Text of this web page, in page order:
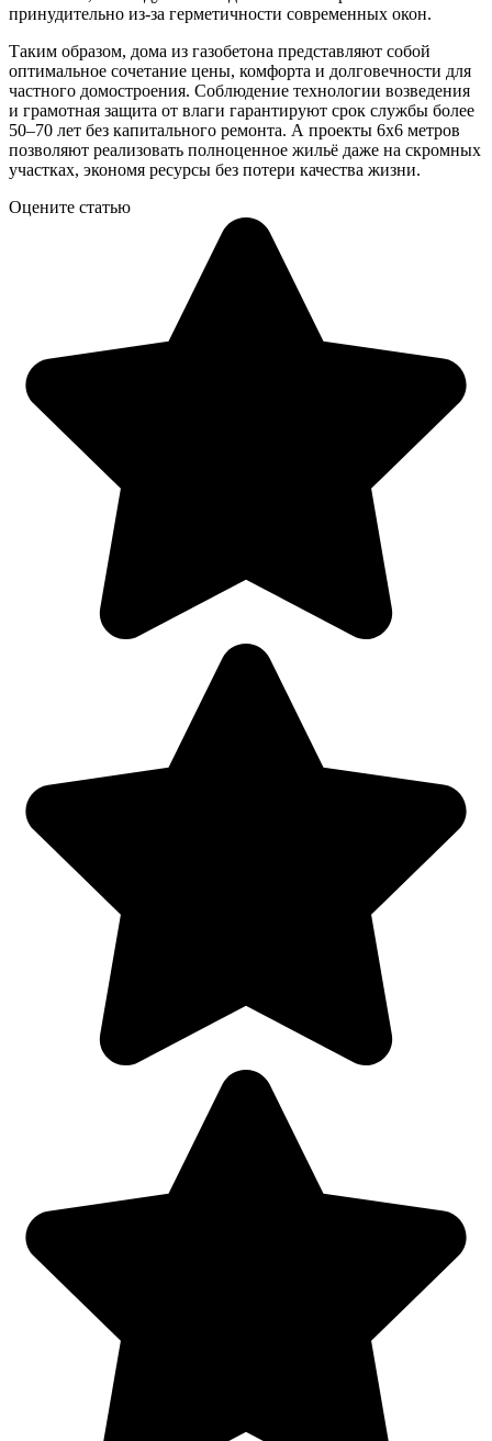
принудительно из-за герметичности современных окон.
Таким образом, дома из газобетона представляют собой
оптимальное сочетание цены, комфорта и долговечности для
частного домостроения. Соблюдение технологии возведения
и грамотная защита от влаги гарантируют срок службы более
50–70 лет без капитального ремонта. А проекты 6х6 метров
позволяют реализовать полноценное жильё даже на скромных
участках, экономя ресурсы без потери качества жизни.
Оцените статью